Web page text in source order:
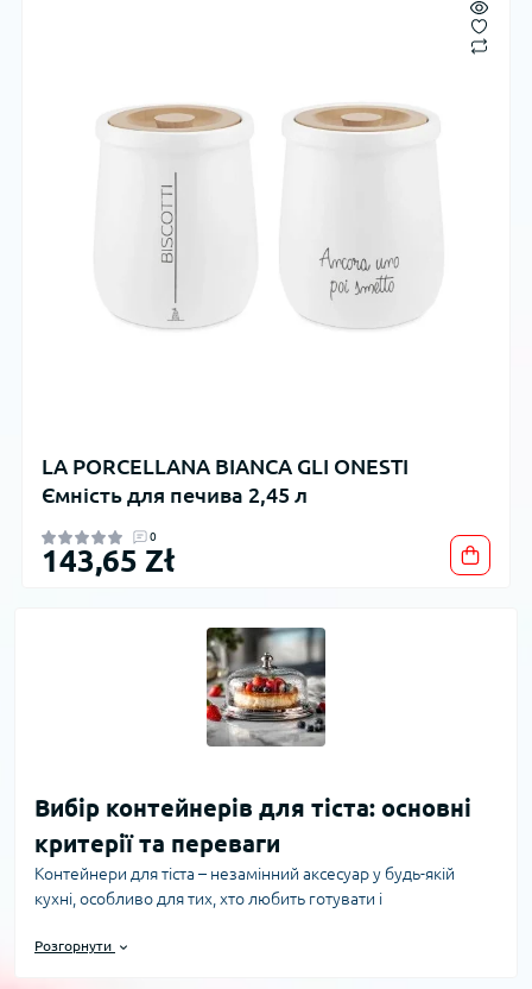
LA PORCELLANA BIANCA GLI ONESTI
Ємність для печива 2,45 л
0
143,65 Zł
Вибір контейнерів для тіста: основні
критерії та переваги
Контейнери для тіста – незамінний аксесуар у будь-якій
кухні, особливо для тих, хто любить готувати і
контейнери допомагають зберегти свіжість тіста,
Розгорнути